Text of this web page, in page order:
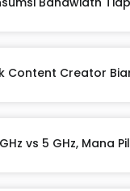
Content Creator
vs 5 GHz, Mana